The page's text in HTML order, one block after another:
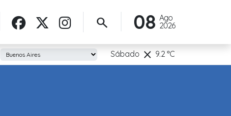
Ago
2026
08
search
Sábado clear 9.2°C